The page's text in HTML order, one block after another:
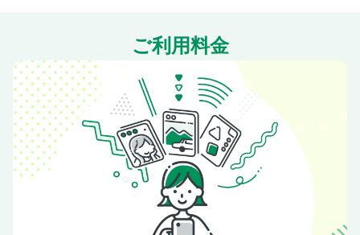
ご利用料金